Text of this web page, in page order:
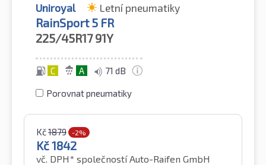
Uniroyal Letní pneumatiky
RainSport 5 FR
225/45R17 91Y
C A 71 dB
Porovnat pneumatiky
Kč1879 -2%
Kč1842
vč. DPH* společností Auto-Raifen GmbH